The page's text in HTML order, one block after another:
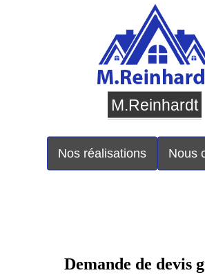
M.Reinhardt
Nos réalisations Nous
Demande de devis